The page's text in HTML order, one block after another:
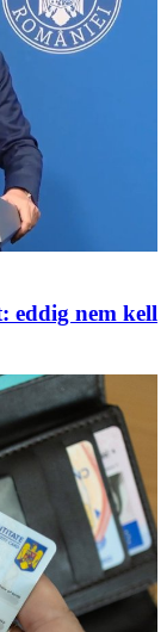
eddig nem kell